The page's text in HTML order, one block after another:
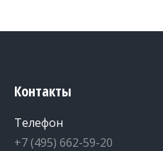
Контакты
Телефон
+7 (495) 662-59-20